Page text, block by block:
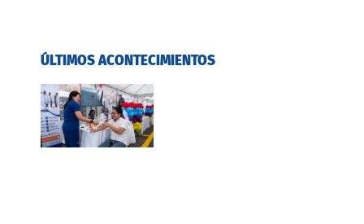
ÚLTIMOS ACONTECIMIENTOS